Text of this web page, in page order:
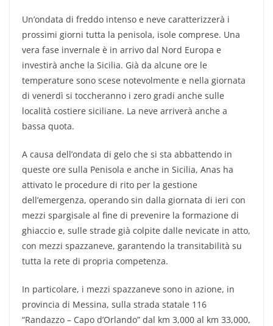
Un’ondata di freddo intenso e neve caratterizzerà i
prossimi giorni tutta la penisola, isole comprese. Una
vera fase invernale è in arrivo dal Nord Europa e
investirà anche la Sicilia. Già da alcune ore le
temperature sono scese notevolmente e nella giornata
di venerdì si toccheranno i zero gradi anche sulle
località costiere siciliane. La neve arriverà anche a
bassa quota.
A causa dell’ondata di gelo che si sta abbattendo in
queste ore sulla Penisola e anche in Sicilia, Anas ha
attivato le procedure di rito per la gestione
dell’emergenza, operando sin dalla giornata di ieri con
mezzi spargisale al fine di prevenire la formazione di
ghiaccio e, sulle strade già colpite dalle nevicate in atto,
con mezzi spazzaneve, garantendo la transitabilità su
tutta la rete di propria competenza.
In particolare, i mezzi spazzaneve sono in azione, in
provincia di Messina, sulla strada statale 116
“Randazzo – Capo d’Orlando” dal km 3,000 al km 33,000,